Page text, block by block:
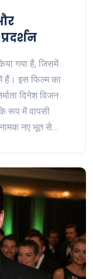
गया है, जिसमें
हैं। इस फिल्म का
दिनेश विजन
रूप में वापसी
नए भूत से